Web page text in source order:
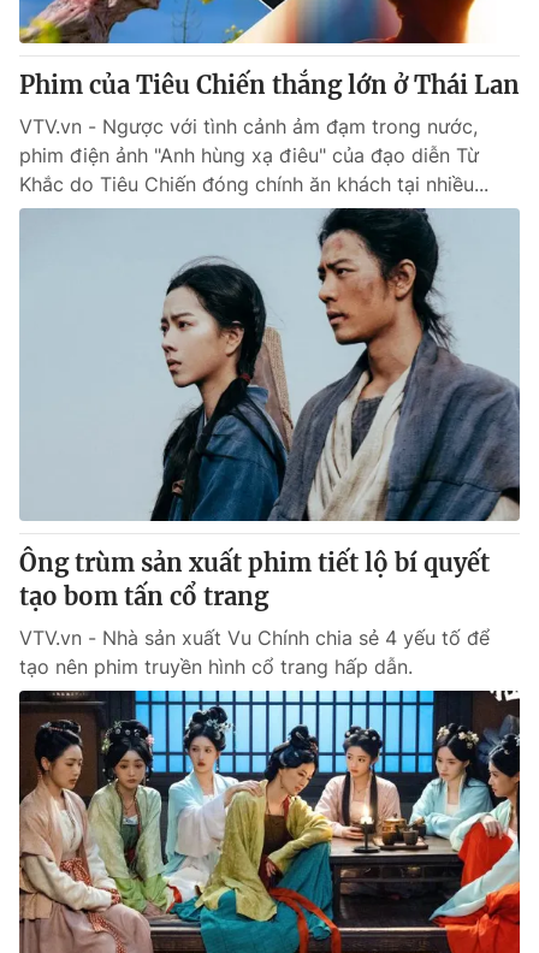
Phim của Tiêu Chiến thắng lớn ở Thái Lan
VTV.vn - Ngược với tình cảnh ảm đạm trong nước,
phim điện ảnh "Anh hùng xạ điêu" của đạo diễn Từ
Khắc do Tiêu Chiến đóng chính ăn khách tại nhiều...
Ông trùm sản xuất phim tiết lộ bí quyết
tạo bom tấn cổ trang
VTV.vn - Nhà sản xuất Vu Chính chia sẻ 4 yếu tố để
tạo nên phim truyền hình cổ trang hấp dẫn.